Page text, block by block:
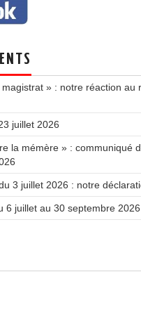
» : notre réaction au
juillet 2026
la mémère » : communiqué
3 juillet 2026 : notre
6 juillet au 30 septembre 2026